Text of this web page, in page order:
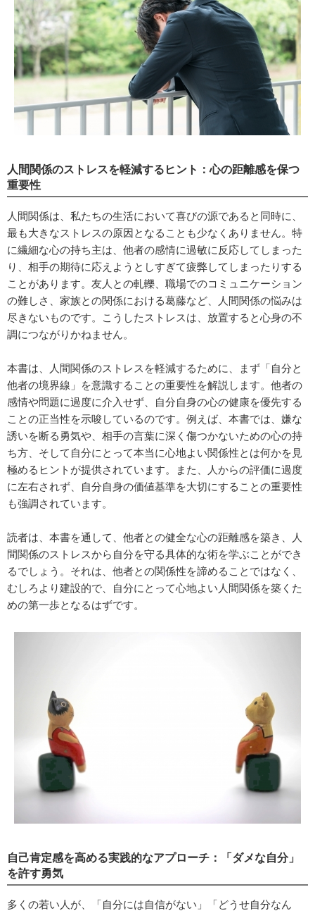
人間関係のストレスを軽減するヒント：心の距離感を保つ
重要性
人間関係は、私たちの生活において喜びの源であると同時に、
最も大きなストレスの原因となることも少なくありません。特
に繊細な心の持ち主は、他者の感情に過敏に反応してしまった
り、相手の期待に応えようとしすぎて疲弊してしまったりする
ことがあります。友人との軋轢、職場でのコミュニケーション
の難しさ、家族との関係における葛藤など、人間関係の悩みは
尽きないものです。こうしたストレスは、放置すると心身の不
調につながりかねません。
本書は、人間関係のストレスを軽減するために、まず「自分と
他者の境界線」を意識することの重要性を解説します。他者の
感情や問題に過度に介入せず、自分自身の心の健康を優先する
ことの正当性を示唆しているのです。例えば、本書では、嫌な
誘いを断る勇気や、相手の言葉に深く傷つかないための心の持
ち方、そして自分にとって本当に心地よい関係性とは何かを見
極めるヒントが提供されています。また、人からの評価に過度
に左右されず、自分自身の価値基準を大切にすることの重要性
も強調されています。
読者は、本書を通して、他者との健全な心の距離感を築き、人
間関係のストレスから自分を守る具体的な術を学ぶことができ
るでしょう。それは、他者との関係性を諦めることではなく、
むしろより建設的で、自分にとって心地よい人間関係を築くた
めの第一歩となるはずです。
自己肯定感を高める実践的なアプローチ：「ダメな自分」
を許す勇気
多くの若い人が、「自分には自信がない」「どうせ自分なん